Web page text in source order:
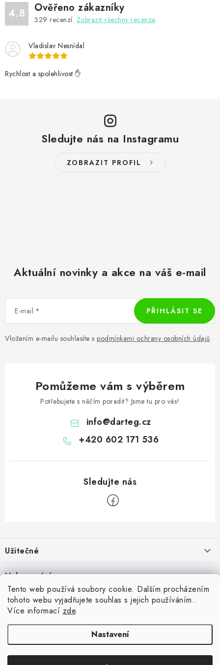
Tento web používá soubory cookie. Dalším procházením
tohoto webu vyjadřujete souhlas s jejich používáním..
Více informací zde.
Nastavení
4.8 Ověřeno zákazníky
329 recenzí. Zobrazit všechny recenze
Vladislav Nesnídal
Rychlost a spolehlivost ✋
Sledujte nás na Instagramu
ZOBRAZIT PROFIL
Aktuální novinky a akce na váš e-mail
E-mail
Vložením e-mailu souhlasíte s podmínkami ochrany osobních údajů
PŘIHLÁSIT SE
Pomůžeme vám s výběrem
Potřebujete s něčím poradit? Jsme tu pro vás!
info@darteg.cz
+420 602 171 536
p
a
Užitečné
Kontakt
Věrnostní program
Inspirujte se zákazníky
Blog
Nakupování
Jak nakupovat
Vrácení zboží
Blog
5.5.2026
darteg.sk